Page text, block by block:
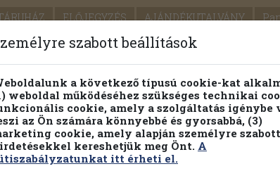
ELŐJEGYZÉS AJÁNDÉKUTALVÁNY
PILLANATNYI ÁRAINK FENNTARTHATÓ
Részletes kereső Témaköri fa
szabott beállítások
a következő típusú cookie-kat
weboldal működéséhez szükséges technikai
cookie, amely a szolgáltatás igénybe
az Ön számára könnyebbé és gyorsabbá, (3)
cookie, amely alapján személyre szabott
kereshetjük meg Önt. A
itt érheti el.